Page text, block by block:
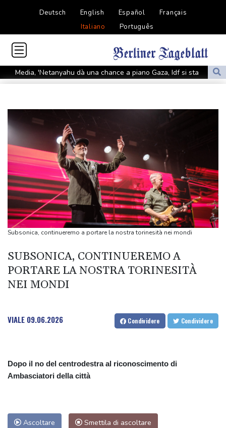
Deutsch English Español
Français
Italiano
Português
Media, 'Netanyahu dà una chance a piano Gaza, Idf si sta
ritirando'
Axios, Casa Bianca non è preoccupata dalla dichiarazione di
Netanyahu
Axios, Casa Bianca non è preoccupata dalla dichiarazione di
Netanyahu
Cuba ringrazia la Cina per una nuova donazione di 5.000 impianti
fotovoltaici
Cuba ringrazia la Cina per una nuova donazione di 5.000 impianti
fotovoltaici
Warrington
Trump sostituisce il suo consigliere legale, Scharf al posto di
Warrington
Oltre 5.000 indigeni marciano per la difesa dei loro territori nel
Subsonica, continueremo a portare la nostra torinesità nei mondi
SUBSONICA, CONTINUEREMO A
PORTARE LA NOSTRA TORINESITÀ
NEI MONDI
VIALE 09.06.2026 Condividere Condividere
Dopo il no del centrodestra al riconoscimento di
Ambasciatori della città
Ascoltare Smettila di ascoltare